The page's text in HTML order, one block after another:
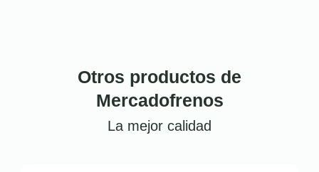
Otros productos de
Mercadofrenos
La mejor calidad